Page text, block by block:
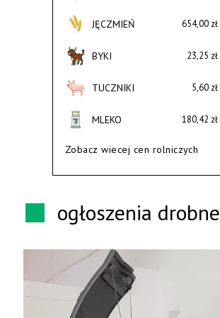
JĘCZMIEŃ 654,00 zł
BYKI 23,25 zł
TUCZNIKI 5,60 zł
MLEKO 180,42 zł
Zobacz wiecej cen rolniczych
ogłoszenia drobne